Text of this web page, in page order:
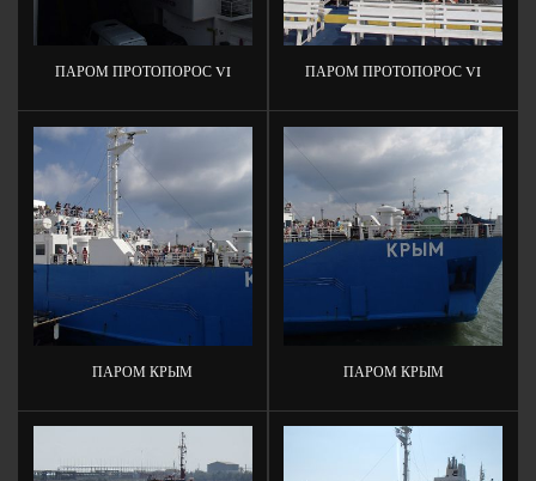
ПАРОМ ПРОТОПОРОС VI ПАРОМ ПРОТОПОРОС VI
ПАРОМ КРЫМ ПАРОМ КРЫМ